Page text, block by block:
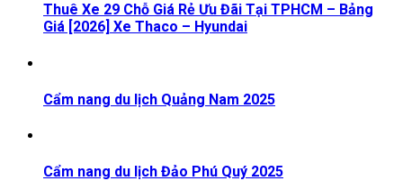
Thuê Xe 29 Chỗ Giá Rẻ Ưu Đãi Tại TPHCM – Bảng
Giá [2026] Xe Thaco – Hyundai
Cẩm nang du lịch Quảng Nam 2025
Cẩm nang du lịch Đảo Phú Quý 2025